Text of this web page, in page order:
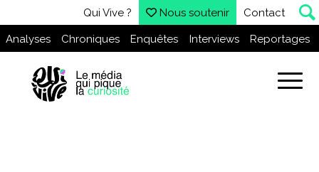
Qui Vive ? Nous soutenir Contact
Analyses Chroniques Enquêtes Interviews Reportages